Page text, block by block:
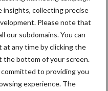
insights, collecting precise
Please note that
our subdomains. You can
any time by clicking the
the bottom of your screen.
to providing you
experience. The
groeien in